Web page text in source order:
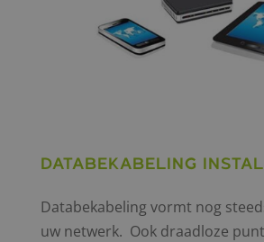
Databekabeling
Databekabeling vormt nog
uw netwerk. Ook draadloze